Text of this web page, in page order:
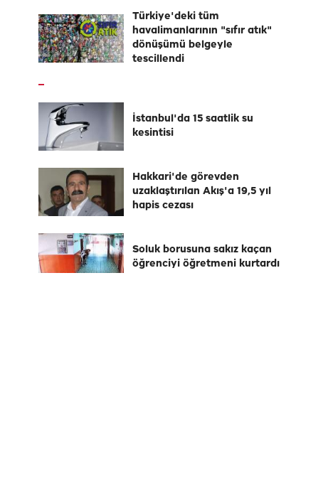
Türkiye'deki tüm
havalimanlarının "sıfır atık"
dönüşümü belgeyle
tescillendi
İstanbul'da 15 saatlik su
kesintisi
Hakkari'de görevden
uzaklaştırılan Akış'a 19,5 yıl
hapis cezası
Soluk borusuna sakız kaçan
öğrenciyi öğretmeni kurtardı